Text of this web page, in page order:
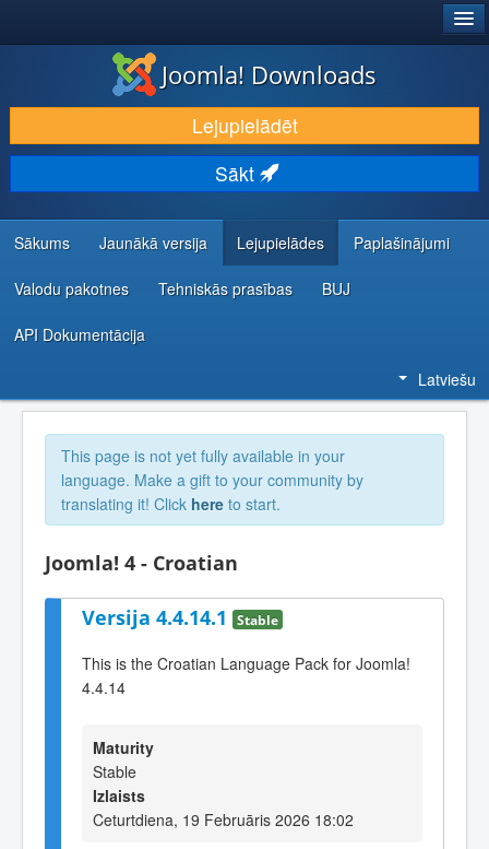
LEJUPIELĀDĒT UN PAPLAŠINĀT
ATKLĀJ UN IEMĀCIES
KOPIENA UN ATBALSTS
IZSTRĀDĀTĀJU RESURSI
Joomla! Downloads
Lejupielādēt
Sākt
Sākums Jaunākā versija Lejupielādes Paplašinājumi
Valodu pakotnes Tehniskās prasības BUJ
API Dokumentācija
Latviešu
This page is not yet fully available in your
language. Make a gift to your community by
translating it! Click here to start.
Joomla! 4 - Croatian
Versija 4.4.14.1 Stable
This is the Croatian Language Pack for Joomla!
4.4.14
Maturity
Stable
Izlaists
Ceturtdiena, 19 Februāris 2026 18:02